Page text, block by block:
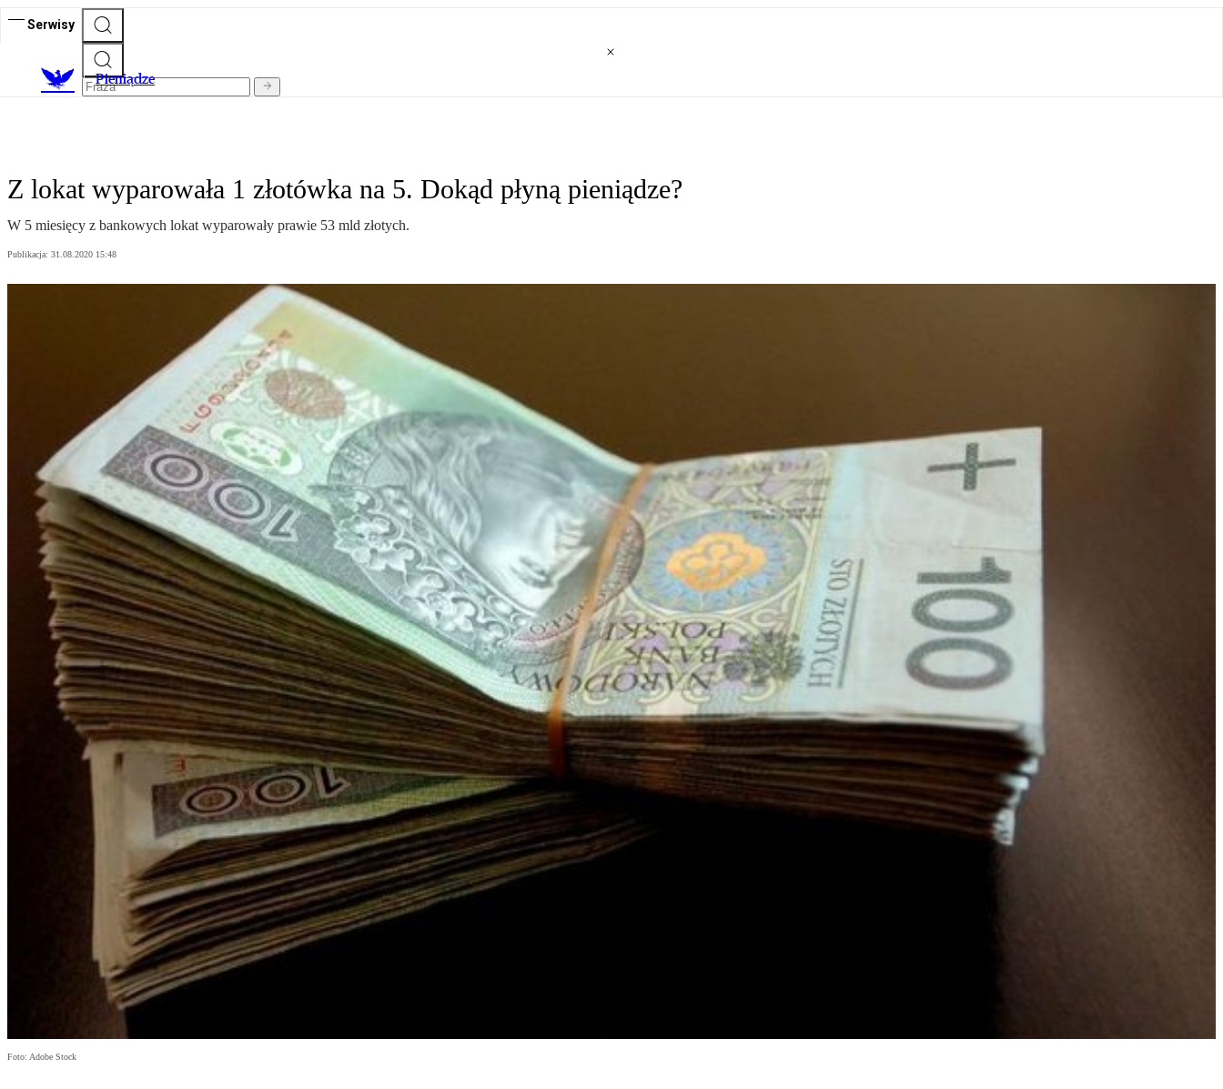
Serwisy
Pieniądze
Z lokat wyparowała 1 złotówka na 5. Dokąd płyną pieniądze?
W 5 miesięcy z bankowych lokat wyparowały prawie 53 mld złotych.
Publikacja: 31.08.2020 15:48
Foto: Adobe Stock